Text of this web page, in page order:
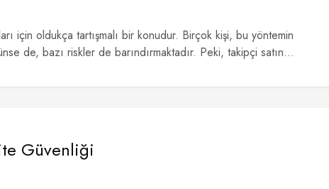
için oldukça tartışmalı bir konudur. Birçok kişi, bu yöntemin
de, bazı riskler de barındırmaktadır. Peki, takipçi satın...
Güvenliği